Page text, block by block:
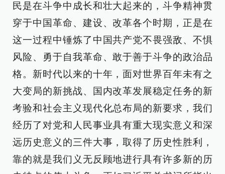
民是在斗争中成长和壮大起来的，斗争精神贯
穿于中国革命、建设、改革各个时期，正是在
这一过程中锤炼了中国共产党不畏强敌、不惧
风险、勇于自我革命、敢于善于斗争的政治品
格。新时代以来的十年，面对世界百年未有之
大变局的新挑战、国内改革发展稳定任务的新
考验和社会主义现代化总布局的新要求，我们
经历了对党和人民事业具有重大现实意义和深
远历史意义的三件大事，取得了历史性胜利，
靠的就是我们义无反顾地进行具有许多新的历